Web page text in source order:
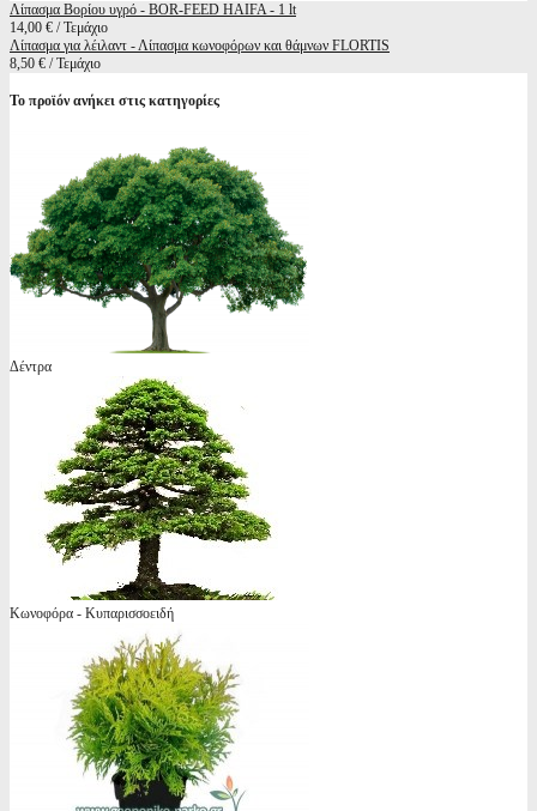
Λίπασμα Βορίου υγρό - BOR-FEED HAIFA - 1 lt
14,00 € / Τεμάχιο
Λίπασμα για λέιλαντ - Λίπασμα κωνοφόρων και θάμνων FLORTIS
8,50 € / Τεμάχιο
Το προϊόν ανήκει στις κατηγορίες
Δέντρα
Κωνοφόρα - Κυπαρισσοειδή